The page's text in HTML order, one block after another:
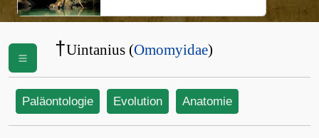
†Uintanius (Omomyidae)
Paläontologie Evolution Anatomie